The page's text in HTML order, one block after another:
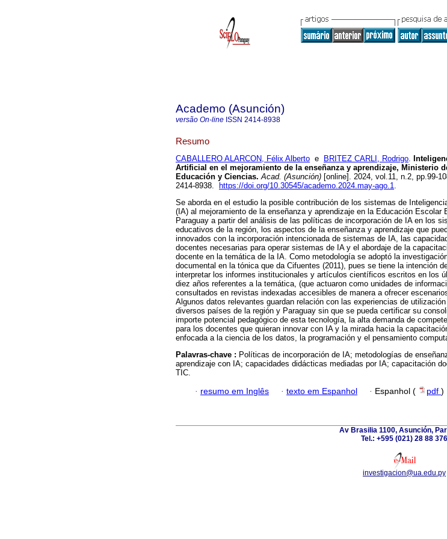
Academo (Asunción)
versão On-line ISSN 2414-8938
Resumo
CABALLERO ALARCON, Félix Alberto e BRITEZ CARLI, Rodrigo.
Artificial en el mejoramiento de la enseñanza y aprendizaje, Ministerio
Educación y Ciencias. Acad. (Asunción) [online]. 2024, vol.11, n.2, pp.99-
2414-8938.
https://doi.org/10.30545/academo.2024.may-ago.1.
Se aborda en el estudio la posible contribución de los sistemas de
(IA) al mejoramiento de la enseñanza y aprendizaje en la Educación Escolar
Paraguay a partir del análisis de las políticas de incorporación de IA en los
educativos de la región, los aspectos de la enseñanza y aprendizaje que
innovados con la incorporación intencionada de sistemas de IA, las
docentes necesarias para operar sistemas de IA y el abordaje de la
docente en la temática de la IA. Como metodología se adoptó la
documental en la tónica que da Cifuentes (2011), pues se tiene la intención
interpretar los informes institucionales y artículos científicos escritos en los
diez años referentes a la temática, (que actuaron como unidades de
consultados en revistas indexadas accesibles de manera a ofrecer
Algunos datos relevantes guardan relación con las experiencias de
diversos países de la región y Paraguay sin que se pueda certificar su
importe potencial pedagógico de esta tecnología, la alta demanda de
para los docentes que quieran innovar con IA y la mirada hacia la
enfocada a la ciencia de los datos, la programación y el pensamiento
Palavras-chave : Políticas de incorporación de IA; metodologías de
aprendizaje con IA; capacidades didácticas mediadas por IA; capacitación
TIC.
· resumo em Inglês · texto em Espanhol · Espanhol ( pdf )
Av Brasilia 1100, Asunción,
Tel.: +595 (021) 28 88 376
investigacion@ua.edu.py